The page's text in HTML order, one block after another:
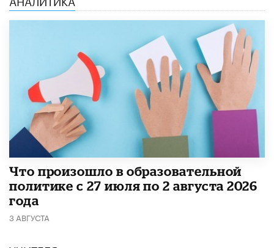
​Что произошло в образовательной
политике с 27 июля по 2 августа 2026
года
3 АВГУСТА